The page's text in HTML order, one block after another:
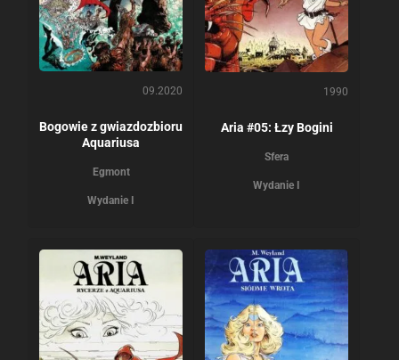
09.2020
Bogowie z gwiazdozbioru
Aquariusa
Egmont
Wydanie I
1990
Aria #05: Łzy Bogini
Sfera
Wydanie I